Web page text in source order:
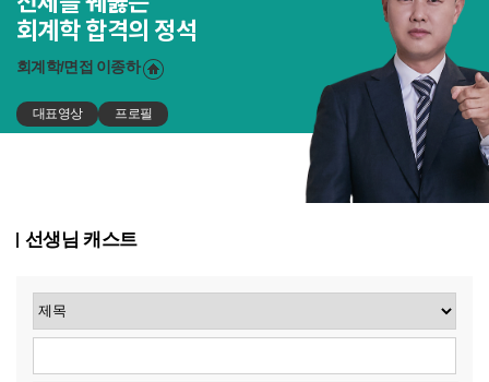
회계학 합격의 정석
회계학/면접 이종하
대표영상 프로필
선생님 캐스트